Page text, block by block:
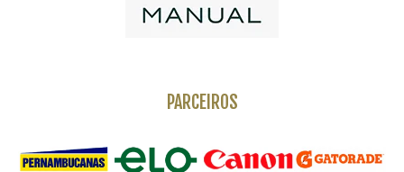
PARCEIROS